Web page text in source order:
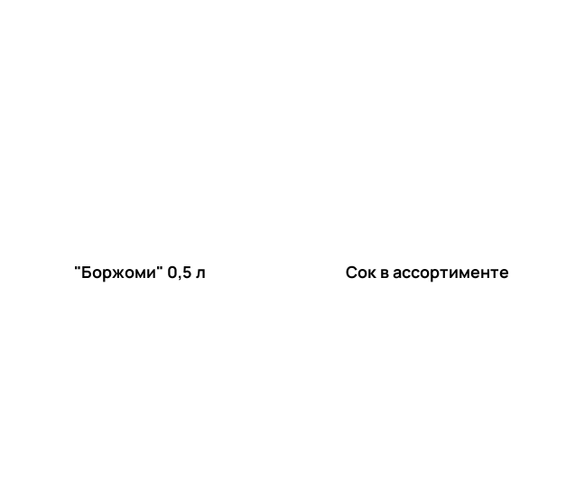
"Боржоми" 0,5 л Сок в ассортименте